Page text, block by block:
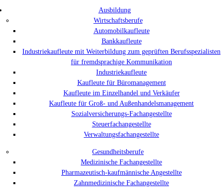
Ausbildung
Wirtschaftsberufe
Automobilkaufleute
Bankkaufleute
Industriekaufleute mit Weiterbildung zum geprüften Berufsspezialisten
für fremdsprachige Kommunikation
Industriekaufleute
Kaufleute für Büromanagement
Kaufleute im Einzelhandel und Verkäufer
Kaufleute für Groß- und Außenhandelsmanagement
Sozialversicherungs-Fachangestellte
Steuerfachangestellte
Verwaltungsfachangestellte
Gesundheitsberufe
Medizinische Fachangestellte
Pharmazeutisch-kaufmännische Angestellte
Zahnmedizinische Fachangestellte